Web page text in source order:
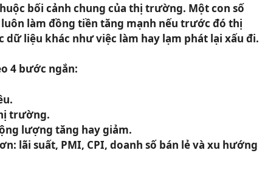
bối cảnh chung của thị trường. Một con số
làm đồng tiền tăng mạnh nếu trước đó thị
dữ liệu khác như việc làm hay lạm phát lại xấu đi.
4 bước ngắn:
trường.
lượng tăng hay giảm.
lãi suất, PMI, CPI, doanh số bán lẻ và xu hướng